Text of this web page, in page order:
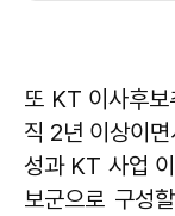
또 KT 이사후보
직 2년 이상이
성과 KT 사업
보군으로 구성